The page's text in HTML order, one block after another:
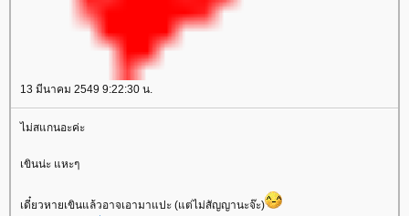
13 มีนาคม 2549 9:22:30 น.
ไม่สแกนอะค่ะ
เขินน่ะ แหะๆ
เดี๋ยวหายเขินแล้วอาจเอามาแปะ (แต่ไม่สัญญานะจ๊ะ)